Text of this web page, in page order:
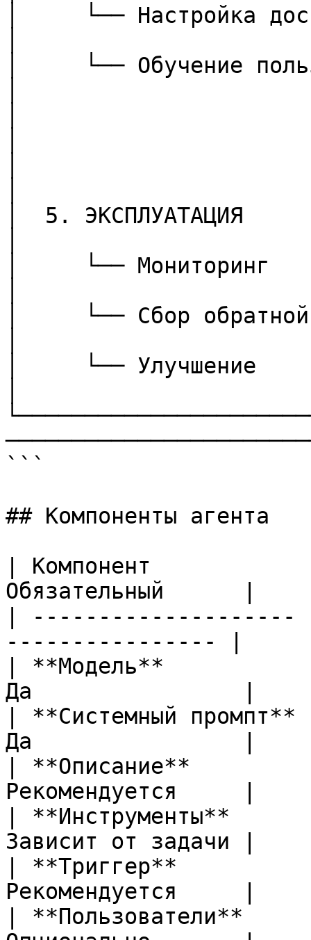
│     └── Настройка
│     └── Обучение
│  5. ЭКСПЛУАТАЦИЯ
│     └── Мониторинг
│     └── Сбор
│     └── Улучшение
```
## Компоненты агента
| Компонент
Обязательный      |
|
---------------- |
| **Модель**           |
Да                |
| **Системный
Да                |
| **Описание**         |
Рекомендуется     |
| **Инструменты**
Зависит от задачи |
| **Триггер**
Рекомендуется     |
| **Пользователи**